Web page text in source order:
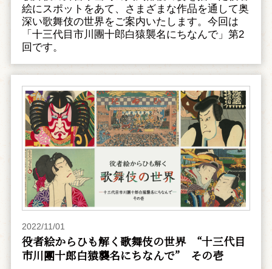
絵にスポットをあて、さまざまな作品を通して奥
深い歌舞伎の世界をご案内いたします。今回は
「十三代目市川團十郎白猿襲名にちなんで」第2
回です。
2022/11/01
役者絵からひも解く歌舞伎の世界 “十三代目
市川團十郎白猿襲名にちなんで” その壱